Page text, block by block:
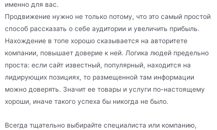
именно для вас.
Продвижение нужно не только потому, что это самый простой
способ рассказать о себе аудитории и увеличить прибыль.
Нахождение в топе хорошо сказывается на авторитете
компании, повышает доверие к ней. Логика людей предельно
проста: если сайт известный, популярный, находится на
лидирующих позициях, то размещенной там информации
можно доверять. Значит ее товары и услуги по-настоящему
хороши, иначе такого успеха бы никогда не было.
Всегда тщательно выбирайте специалиста или компанию,